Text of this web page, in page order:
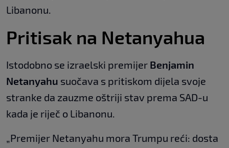
Libanonu.
Pritisak na Netanyahua
Istodobno se izraelski premijer Benjamin
Netanyahu suočava s pritiskom dijela svoje
stranke da zauzme oštriji stav prema SAD-u
kada je riječ o Libanonu.
„Premijer Netanyahu mora Trumpu reći: dosta